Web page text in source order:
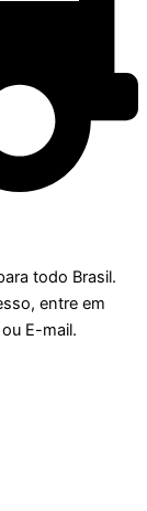
todo Brasil.
entre em
E-mail.